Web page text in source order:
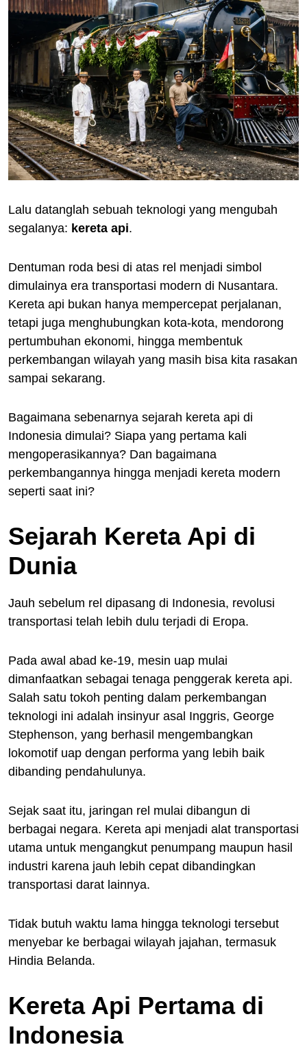
Lalu datanglah sebuah teknologi yang mengubah
segalanya: kereta api.
Dentuman roda besi di atas rel menjadi simbol
dimulainya era transportasi modern di Nusantara.
Kereta api bukan hanya mempercepat perjalanan,
tetapi juga menghubungkan kota-kota, mendorong
pertumbuhan ekonomi, hingga membentuk
perkembangan wilayah yang masih bisa kita rasakan
sampai sekarang.
Bagaimana sebenarnya sejarah kereta api di
Indonesia dimulai? Siapa yang pertama kali
mengoperasikannya? Dan bagaimana
perkembangannya hingga menjadi kereta modern
seperti saat ini?
Sejarah Kereta Api di
Dunia
Jauh sebelum rel dipasang di Indonesia, revolusi
transportasi telah lebih dulu terjadi di Eropa.
Pada awal abad ke-19, mesin uap mulai
dimanfaatkan sebagai tenaga penggerak kereta api.
Salah satu tokoh penting dalam perkembangan
teknologi ini adalah insinyur asal Inggris, George
Stephenson, yang berhasil mengembangkan
lokomotif uap dengan performa yang lebih baik
dibanding pendahulunya.
Sejak saat itu, jaringan rel mulai dibangun di
berbagai negara. Kereta api menjadi alat transportasi
utama untuk mengangkut penumpang maupun hasil
industri karena jauh lebih cepat dibandingkan
transportasi darat lainnya.
Tidak butuh waktu lama hingga teknologi tersebut
menyebar ke berbagai wilayah jajahan, termasuk
Hindia Belanda.
Kereta Api Pertama di
Indonesia